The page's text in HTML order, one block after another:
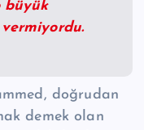
büyük
doğrudan
demek olan